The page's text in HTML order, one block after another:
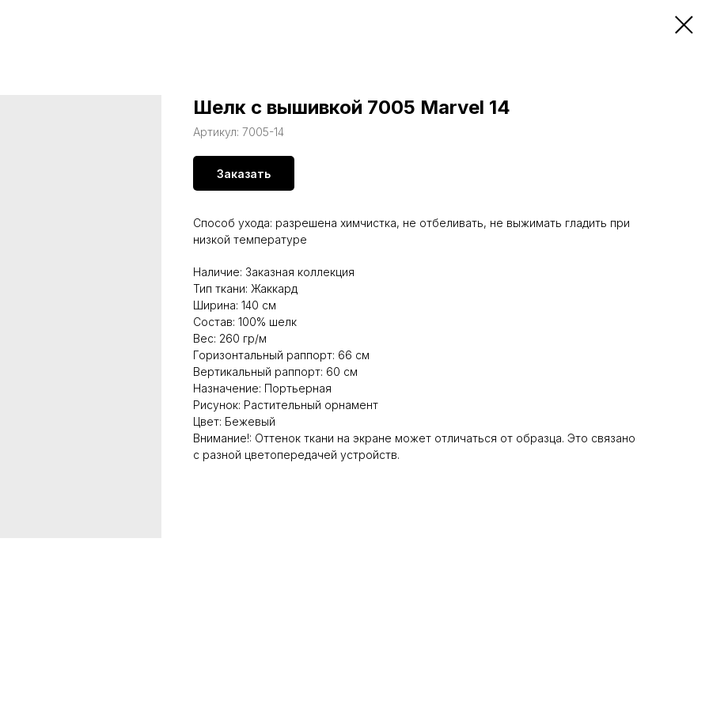
Шелк с вышивкой 7005 Marvel 14
Артикул: 7005-14
Заказать
Способ ухода: разрешена химчистка, не отбеливать, не выжимать гладить при
низкой температуре
Наличие: Заказная коллекция
Тип ткани: Жаккард
Ширина: 140 см
Состав: 100% шелк
Вес: 260 гр/м
Горизонтальный раппорт: 66 см
Вертикальный раппорт: 60 см
Назначение: Портьерная
Рисунок: Растительный орнамент
Цвет: Бежевый
Внимание!: Оттенок ткани на экране может отличаться от образца. Это связано
с разной цветопередачей устройств.